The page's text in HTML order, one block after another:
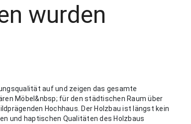
wurden
auf und zeigen das gesamte
Möbel&nbsp; für den städtischen Raum über
Hochhaus. Der Holzbau ist längst kein
und haptischen Qualitäten des Holzbaus